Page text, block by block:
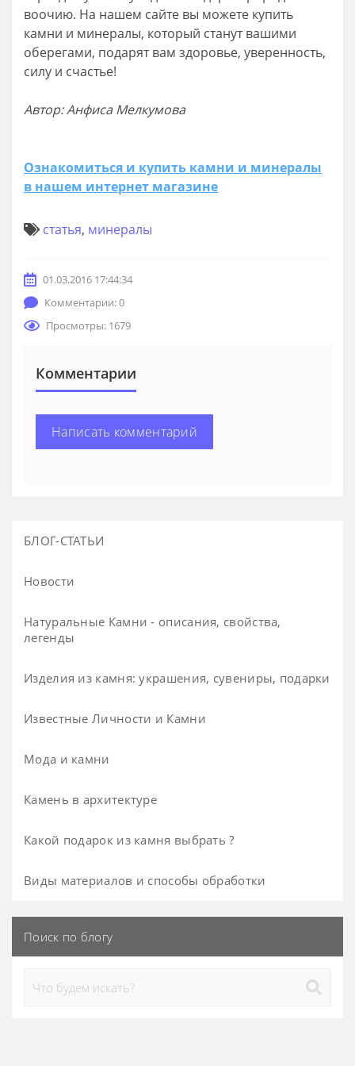
воочию. На нашем сайте вы можете купить
камни и минералы, который станут вашими
оберегами, подарят вам здоровье, уверенность,
силу и счастье!
Автор: Анфиса Мелкумова
Ознакомиться и купить камни и минералы
в нашем интернет магазине
статья, минералы
01.03.2016 17:44:34
Комментарии: 0
Просмотры: 1679
Комментарии
Написать комментарий
БЛОГ-СТАТЬИ
Новости
Натуральные Камни - описания, свойства,
легенды
Изделия из камня: украшения, сувениры, подарки
Известные Личности и Камни
Мода и камни
Камень в архитектуре
Какой подарок из камня выбрать ?
Виды материалов и способы обработки
Поиск по блогу